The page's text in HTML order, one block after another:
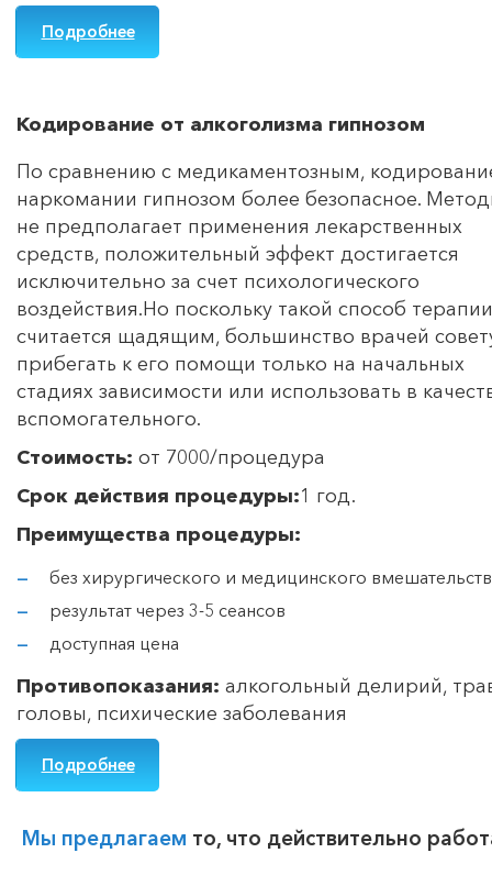
Подробнее
Кодирование от алкоголизма гипнозом
По сравнению с медикаментозным,
наркомании гипнозом более безопасное.
не предполагает применения лекарственных
средств, положительный эффект достигается
исключительно за счет психологического
воздействия.Но поскольку такой способ терапии
считается щадящим, большинство врачей
прибегать к его помощи только на начальных
стадиях зависимости или использовать в
вспомогательного.
Стоимость: от 7000/процедура
Срок действия процедуры:1 год.
Преимущества процедуры:
без хирургического и медицинского
результат через 3-5 сеансов
доступная цена
Противопоказания: алкогольный делирий,
головы, психические заболевания
Подробнее
Мы предлагаем то, что действительно